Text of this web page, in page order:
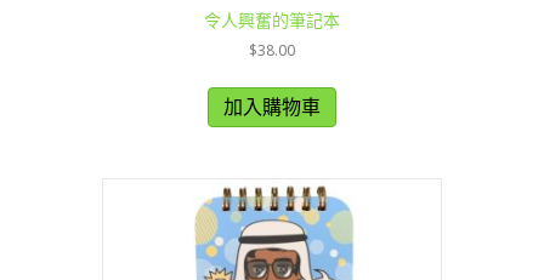
令人興奮的筆記本
$38.00
加入購物車